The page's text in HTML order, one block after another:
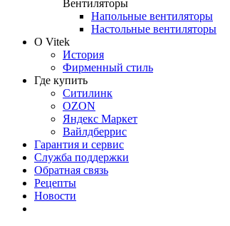
Вентиляторы
Напольные вентиляторы
Настольные вентиляторы
О Vitek
История
Фирменный стиль
Где купить
Ситилинк
OZON
Яндекс Маркет
Вайлдберрис
Гарантия и сервис
Служба поддержки
Обратная связь
Рецепты
Новости